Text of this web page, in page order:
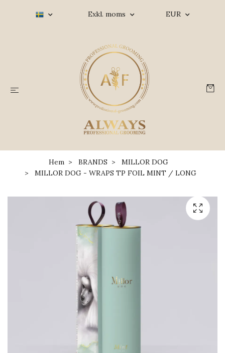
Exkl. moms EUR
Hem BRANDS
MILLOR DOG
MILLOR DOG - WRAPS TP FOIL MINT / LONG